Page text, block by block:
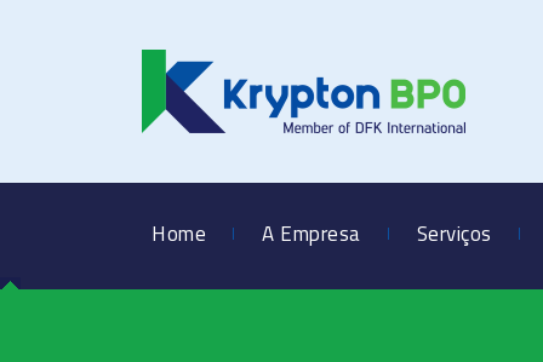
Home A Empresa Serviços